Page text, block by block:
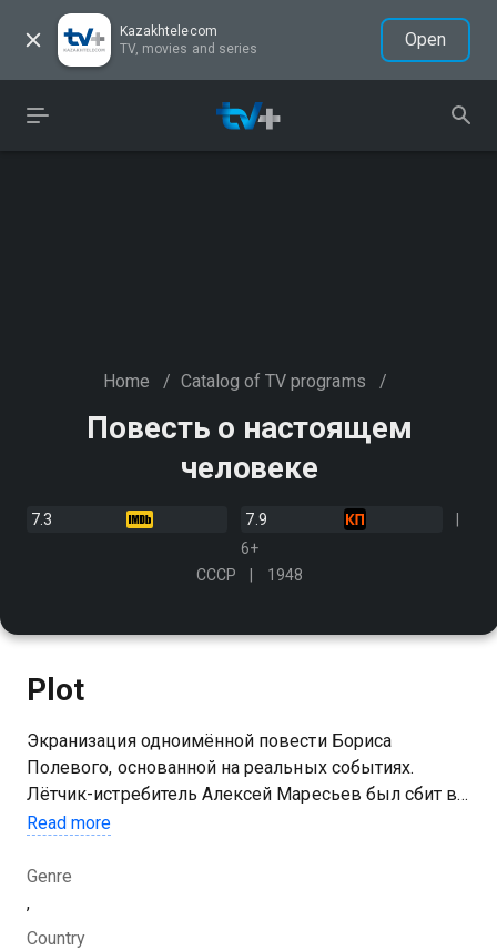
Kazakhtelecom
TV, movies and series
Open
Home / Catalog of TV programs /
Повесть о настоящем
человеке
7.3
7.9
6+
СССР
1948
Plot
Экранизация одноимённой повести Бориса
Полевого, основанной на реальных событиях.
Лётчик-истребитель Алексей Маресьев был сбит в
бою, но выжил, потеряв обе ноги. Несмотря на
невозможное
Read more
Genre
,
Country